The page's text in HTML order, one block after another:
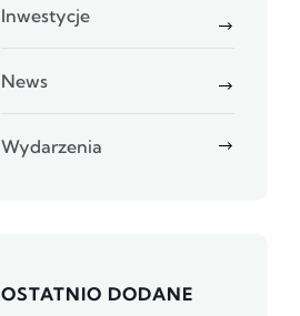
Inwestycje
News
Wydarzenia
OSTATNIO DODANE